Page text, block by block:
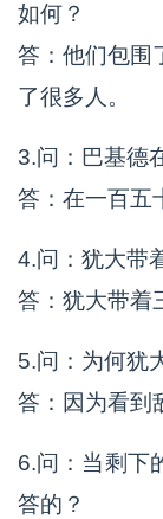
如何？
答：他们包围
了很多人。
3.问：巴基德
答：在一百五
4.问：犹大带
答：犹大带着
5.问：为何犹
答：因为看到
6.问：当剩下
答的？